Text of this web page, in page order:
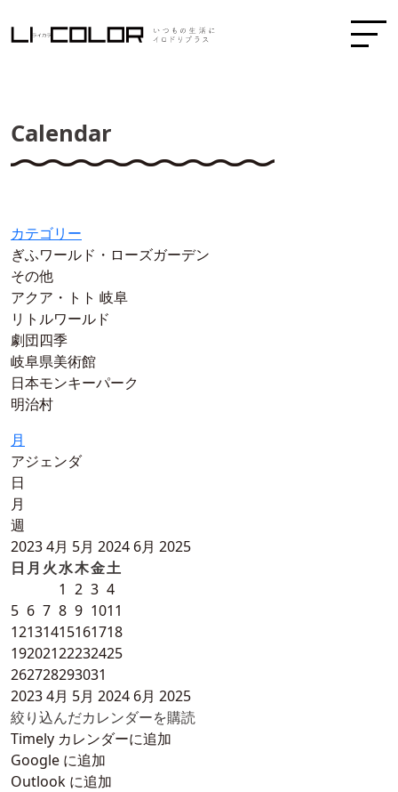
Calendar
カテゴリー
ぎふワールド・ローズガーデン
その他
アクア・トト 岐阜
リトルワールド
劇団四季
岐阜県美術館
日本モンキーパーク
明治村
月
アジェンダ
日
月
週
20234月 5月 2024 6月 2025
日 月 火水木金土
1 2 3 4
5 6 7 8 9 1011
12131415161718
19202122232425
262728293031
20234月 5月 2024 6月 2025
絞り込んだカレンダーを購読
Timely カレンダーに追加
Google に追加
Outlook に追加